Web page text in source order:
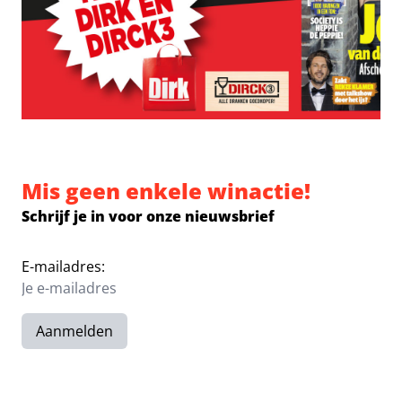
Mis geen enkele winactie!
Schrijf je in voor onze nieuwsbrief
E-mailadres:
Aanmelden